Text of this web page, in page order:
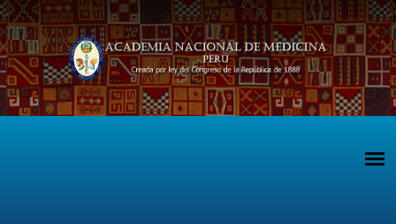
Pasar al contenido principal